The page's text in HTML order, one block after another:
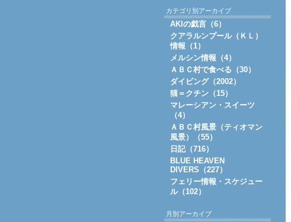
カテゴリ別アーカイブ
AKIの戯言（6）
クアラルンプール（ＫＬ）
情報（1）
メルシン情報（4）
ＡＢＣ村で食べる（30）
ダイビング（2002）
猫＝クチン（15）
マレーシアン・スイーツ
（4）
ＡＢＣ村風景（ティオマン
風景）（55）
日記（716）
BLUE HEAVEN
DIVERS（227）
フェリー情報・スケジュー
ル（102）
月別アーカイブ